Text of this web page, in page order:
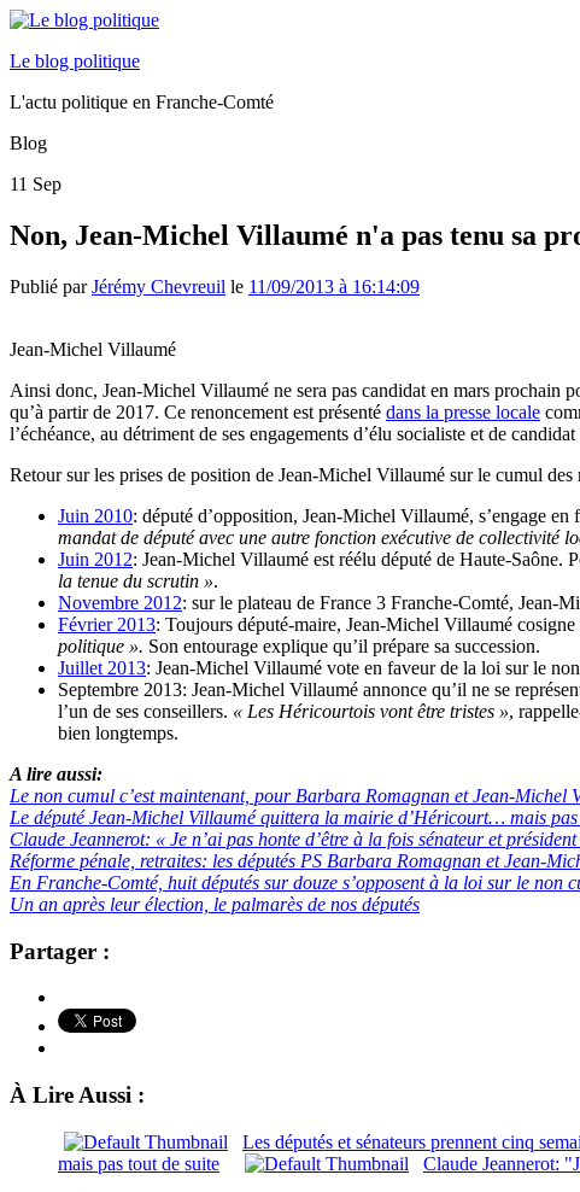
Le blog politique
L'actu politique en Franche-Comté
Blog
11 Sep
Non, Jean-Michel Villaumé n'a pas tenu sa
Publié parJérémy Chevreuil le 11/09/2013 à 16:14:09
Jean-Michel Villaumé
Ainsi donc, Jean-Michel Villaumé ne sera pas candidat en mars prochain
qu’à partir de 2017. Ce renoncement est présenté dans la presse locale
l’échéance, au détriment de ses engagements d’élu socialiste et de
Retour sur les prises de position de Jean-Michel Villaumé sur le cumul des
Juin 2010: député d’opposition, Jean-Michel Villaumé, s’engage
mandat de député avec une autre fonction exécutive de collectivité
Juin 2012: Jean-Michel Villaumé est réélu député de Haute-Saône.
la tenue du scrutin ».
Novembre 2012: sur le plateau de France 3 Franche-Comté, Jean-
Février 2013: Toujours député-maire, Jean-Michel Villaumé
politique ». Son entourage explique qu’il prépare sa succession.
Juillet 2013: Jean-Michel Villaumé vote en faveur de la loi sur le
Septembre 2013: Jean-Michel Villaumé annonce qu’il ne se
l’un de ses conseillers. « Les Héricourtois vont être tristes »,
bien longtemps.
A lire aussi:
Le non cumul c’est maintenant, pour Barbara Romagnan et Jean-Michel
Le député Jean-Michel Villaumé quittera la mairie d’Héricourt… mais pas
Claude Jeannerot: « Je n’ai pas honte d’être à la fois sénateur et
Réforme pénale, retraites: les députés PS Barbara Romagnan et Jean-
En Franche-Comté, huit députés sur douze s’opposent à la loi sur le non
Un an après leur élection, le palmarès de nos députés
Partager :
À Lire Aussi :
Les députés et sénateurs prennent cinq
mais pas tout de suite
Claude Jeannerot: